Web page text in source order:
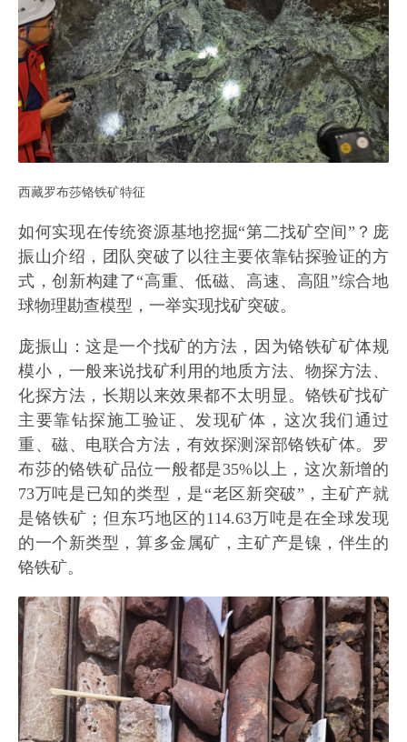
西藏罗布莎铬铁矿特征
如何实现在传统资源基地挖掘“第二找矿空间”？庞
振山介绍，团队突破了以往主要依靠钻探验证的方
式，创新构建了“高重、低磁、高速、高阻”综合地
球物理勘查模型，一举实现找矿突破。
庞振山：这是一个找矿的方法，因为铬铁矿矿体规
模小，一般来说找矿利用的地质方法、物探方法、
化探方法，长期以来效果都不太明显。铬铁矿找矿
主要靠钻探施工验证、发现矿体，这次我们通过
重、磁、电联合方法，有效探测深部铬铁矿体。罗
布莎的铬铁矿品位一般都是35%以上，这次新增的
73万吨是已知的类型，是“老区新突破”，主矿产就
是铬铁矿；但东巧地区的114.63万吨是在全球发现
的一个新类型，算多金属矿，主矿产是镍，伴生的
铬铁矿。